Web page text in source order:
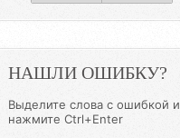
НАШЛИ ОШИБКУ?
Выделите слова с ошибкой и
нажмите Ctrl+Enter